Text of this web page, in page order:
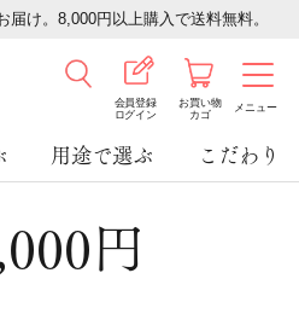
け。8,000円以上購入で送料無料。
会員登録
ログイン
お買い物
カゴ
メニュー
用途で選ぶ こだわり
円